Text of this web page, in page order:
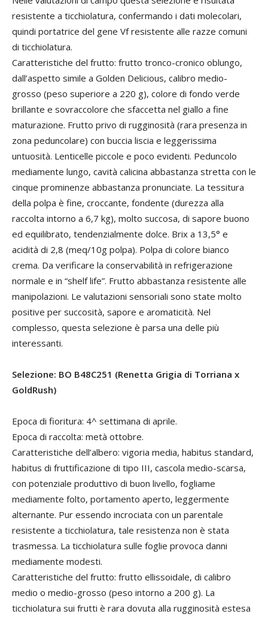
resistente a ticchiolatura, confermando i dati molecolari,
quindi portatrice del gene Vf resistente alle razze comuni
di ticchiolatura.
Caratteristiche del frutto: frutto tronco-cronico oblungo,
dall’aspetto simile a Golden Delicious, calibro medio-
grosso (peso superiore a 220 g), colore di fondo verde
brillante e sovraccolore che sfaccetta nel giallo a fine
maturazione. Frutto privo di rugginosità (rara presenza in
zona peduncolare) con buccia liscia e leggerissima
untuosità. Lenticelle piccole e poco evidenti. Peduncolo
mediamente lungo, cavità calicina abbastanza stretta con le
cinque prominenze abbastanza pronunciate. La tessitura
della polpa è fine, croccante, fondente (durezza alla
raccolta intorno a 6,7 kg), molto succosa, di sapore buono
ed equilibrato, tendenzialmente dolce. Brix a 13,5° e
acidità di 2,8 (meq/10g polpa). Polpa di colore bianco
crema. Da verificare la conservabilità in refrigerazione
normale e in “shelf life”. Frutto abbastanza resistente alle
manipolazioni. Le valutazioni sensoriali sono state molto
positive per succosità, sapore e aromaticità. Nel
complesso, questa selezione è parsa una delle più
interessanti.
Selezione: BO B48C251 (Renetta Grigia di Torriana x
GoldRush)
Epoca di fioritura: 4^ settimana di aprile.
Epoca di raccolta: metà ottobre.
Caratteristiche dell’albero: vigoria media, habitus standard,
habitus di fruttificazione di tipo III, cascola medio-scarsa,
con potenziale produttivo di buon livello, fogliame
mediamente folto, portamento aperto, leggermente
alternante. Pur essendo incrociata con un parentale
resistente a ticchiolatura, tale resistenza non è stata
trasmessa. La ticchiolatura sulle foglie provoca danni
mediamente modesti.
Caratteristiche del frutto: frutto ellissoidale, di calibro
medio o medio-grosso (peso intorno a 200 g). La
ticchiolatura sui frutti è rara dovuta alla rugginosità estesa